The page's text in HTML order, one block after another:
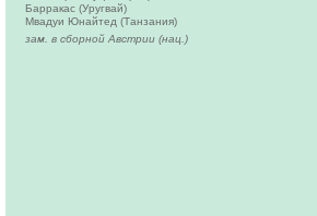
Барракас (Уругвай)
Мвадуи Юнайтед (Танзания)
зам. в сборной Австрии (нац.)